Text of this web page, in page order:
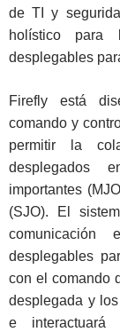
de TI y
holístico para
desplegables
Firefly está
comando y
permitir la
desplegados
importantes
(SJO). El
comunicación
desplegables
con el comando
desplegada y
e